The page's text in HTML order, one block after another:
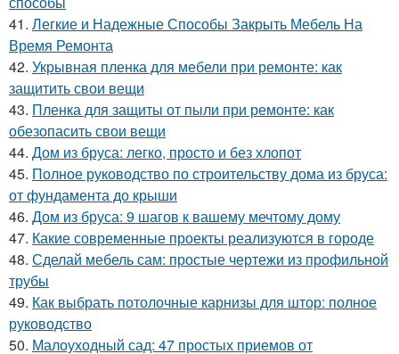
41. Легкие и Надежные Способы Закрыть Мебель На
Время Ремонта
42. Укрывная пленка для мебели при ремонте: как
защитить свои вещи
43. Пленка для защиты от пыли при ремонте: как
обезопасить свои вещи
44. Дом из бруса: легко, просто и без хлопот
45. Полное руководство по строительству дома из бруса:
от фундамента до крыши
46. Дом из бруса: 9 шагов к вашему мечтому дому
47. Какие современные проекты реализуются в городе
48. Сделай мебель сам: простые чертежи из профильной
трубы
49. Как выбрать потолочные карнизы для штор: полное
руководство
50. Малоуходный сад: 47 простых приемов от